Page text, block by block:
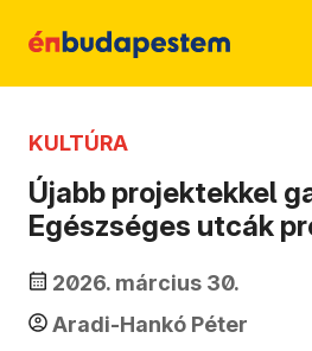
KULTÚRA
Újabb projektekkel
Egészséges utcák
2026. március 30.
Aradi-Hankó Péter